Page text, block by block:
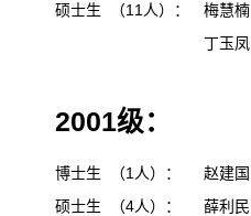
硕士生 （11人）：
梅慧
丁玉
2001级：
博士生 （1人）：
赵建
硕士生 （4人）：
薛利